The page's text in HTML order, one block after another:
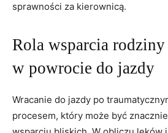
sprawności za kierownicą.
Rola wsparcia
w powrocie do jazdy
Wracanie do jazdy po
procesem,⁤ który może być